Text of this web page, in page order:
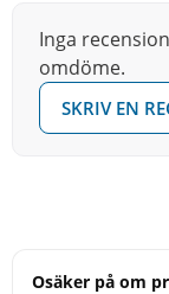
flexibelt
att du byter
För vem
dynamiska
Inga
omdöme.
SKRIV EN
Osäker på om